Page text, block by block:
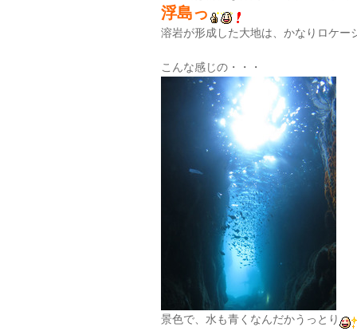
浮島っ
溶岩が形成した大地は、かなりロケー
こんな感じの・・・
景色で、水も青くなんだかうっとり